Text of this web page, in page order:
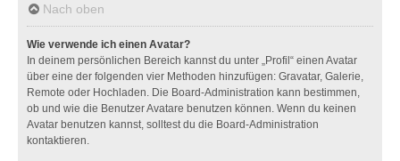
Nach oben
Wie verwende ich einen Avatar?
In deinem persönlichen Bereich kannst du unter „Profil“ einen Avatar
über eine der folgenden vier Methoden hinzufügen: Gravatar, Galerie,
Remote oder Hochladen. Die Board-Administration kann bestimmen,
ob und wie die Benutzer Avatare benutzen können. Wenn du keinen
Avatar benutzen kannst, solltest du die Board-Administration
kontaktieren.